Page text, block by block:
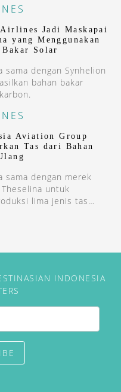
Jadi Maskapai
yang Menggunakan
Bakar Solar
sama dengan Synhelion
bahan bakar
Aviation Group
Tas dari Bahan
sama dengan merek
untuk
lima jenis tas
INDONESIA